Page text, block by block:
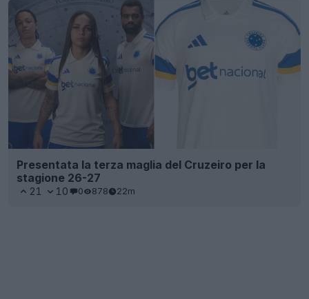
Presentata la terza maglia del Cruzeiro per la
stagione 26-27
21 10 0 878 22m